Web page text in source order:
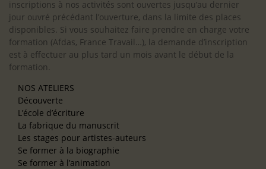
inscriptions à nos activités sont ouvertes jusqu’au dernier
jour ouvré précédant l’ouverture, dans la limite des places
disponibles. Si vous souhaitez faire prendre en charge votre
formation (Afdas, France Travail…), la demande d’inscription
est à effectuer au plus tard un mois avant le début de la
formation.
NOS ATELIERS
Découverte
L’école d’écriture
La fabrique du manuscrit
Les stages pour artistes-auteurs
Se former à la biographie
Se former à l’animation